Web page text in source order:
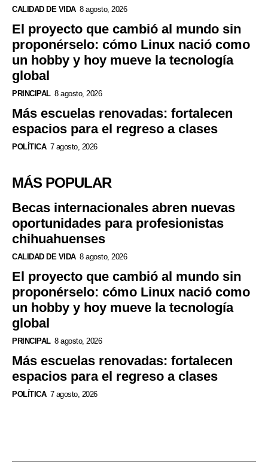
CALIDAD DE VIDA 8 agosto, 2026
El proyecto que cambió al mundo sin
proponérselo: cómo Linux nació como
un hobby y hoy mueve la tecnología
global
PRINCIPAL 8 agosto, 2026
Más escuelas renovadas: fortalecen
espacios para el regreso a clases
POLÍTICA 7 agosto, 2026
MÁS POPULAR
Becas internacionales abren nuevas
oportunidades para profesionistas
chihuahuenses
CALIDAD DE VIDA 8 agosto, 2026
El proyecto que cambió al mundo sin
proponérselo: cómo Linux nació como
un hobby y hoy mueve la tecnología
global
PRINCIPAL 8 agosto, 2026
Más escuelas renovadas: fortalecen
espacios para el regreso a clases
POLÍTICA 7 agosto, 2026